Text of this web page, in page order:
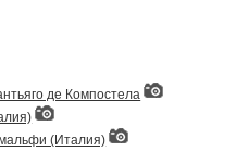
де Компостела
(Италия)